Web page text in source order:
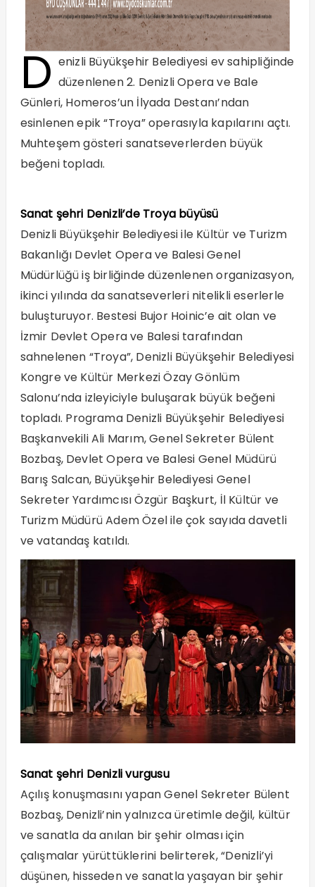
D enizli Büyükşehir Belediyesi ev sahipliğinde
düzenlenen 2. Denizli Opera ve Bale
Günleri, Homeros’un İlyada Destanı’ndan
esinlenen epik “Troya” operasıyla kapılarını açtı.
Muhteşem gösteri sanatseverlerden büyük
beğeni topladı.
Sanat şehri Denizli’de Troya büyüsü
Denizli Büyükşehir Belediyesi ile Kültür ve Turizm
Bakanlığı Devlet Opera ve Balesi Genel
Müdürlüğü iş birliğinde düzenlenen organizasyon,
ikinci yılında da sanatseverleri nitelikli eserlerle
buluşturuyor. Bestesi Bujor Hoinic’e ait olan ve
İzmir Devlet Opera ve Balesi tarafından
sahnelenen “Troya”, Denizli Büyükşehir Belediyesi
Kongre ve Kültür Merkezi Özay Gönlüm
Salonu’nda izleyiciyle buluşarak büyük beğeni
topladı. Programa Denizli Büyükşehir Belediyesi
Başkanvekili Ali Marım, Genel Sekreter Bülent
Bozbaş, Devlet Opera ve Balesi Genel Müdürü
Barış Salcan, Büyükşehir Belediyesi Genel
Sekreter Yardımcısı Özgür Başkurt, İl Kültür ve
Turizm Müdürü Adem Özel ile çok sayıda davetli
ve vatandaş katıldı.
Sanat şehri Denizli vurgusu
Açılış konuşmasını yapan Genel Sekreter Bülent
Bozbaş, Denizli’nin yalnızca üretimle değil, kültür
ve sanatla da anılan bir şehir olması için
çalışmalar yürüttüklerini belirterek, “Denizli’yi
düşünen, hisseden ve sanatla yaşayan bir şehir